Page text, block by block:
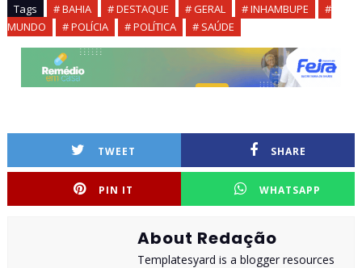
Tags # BAHIA # DESTAQUE # GERAL # INHAMBUPE
#
MUNDO
# POLÍCIA # POLÍTICA # SAÚDE
TWEET SHARE
PIN IT WHATSAPP
About Redação
Templatesyard is a blogger resources